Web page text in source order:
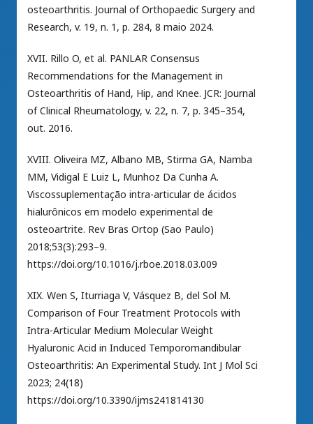
osteoarthritis. Journal of Orthopaedic Surgery and
Research, v. 19, n. 1, p. 284, 8 maio 2024.
XVII. Rillo O, et al. PANLAR Consensus
Recommendations for the Management in
Osteoarthritis of Hand, Hip, and Knee. JCR: Journal
of Clinical Rheumatology, v. 22, n. 7, p. 345–354,
out. 2016.
XVIII. Oliveira MZ, Albano MB, Stirma GA, Namba
MM, Vidigal E Luiz L, Munhoz Da Cunha A.
Viscossuplementação intra-articular de ácidos
hialurônicos em modelo experimental de
osteoartrite. Rev Bras Ortop (Sao Paulo)
2018;53(3):293–9.
https://doi.org/10.1016/j.rboe.2018.03.009
XIX. Wen S, Iturriaga V, Vásquez B, del Sol M.
Comparison of Four Treatment Protocols with
Intra-Articular Medium Molecular Weight
Hyaluronic Acid in Induced Temporomandibular
Osteoarthritis: An Experimental Study. Int J Mol Sci
2023; 24(18)
https://doi.org/10.3390/ijms241814130